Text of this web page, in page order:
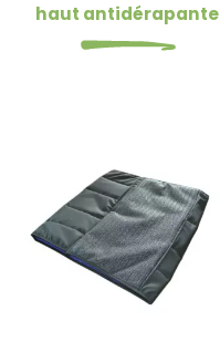
haut antidérapante